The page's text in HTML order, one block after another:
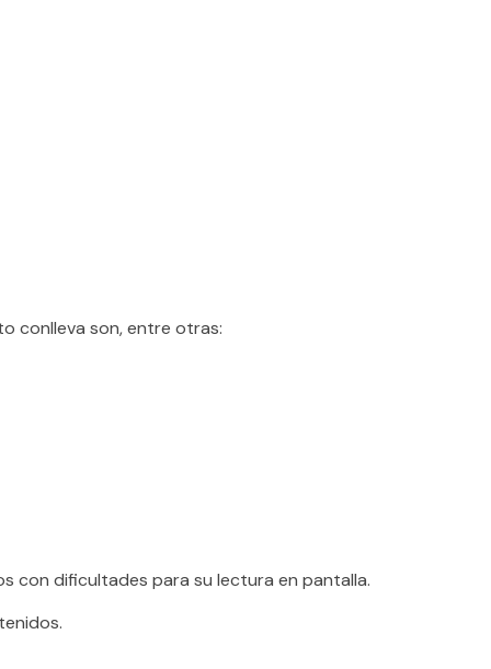
conlleva son, entre otras:
con dificultades para su lectura en pantalla.